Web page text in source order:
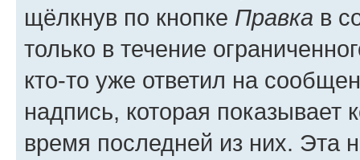
щёлкнув по кнопке Правка в
только в течение
кто-то уже ответил на
надпись, которая показывает
время последней из них. Эта